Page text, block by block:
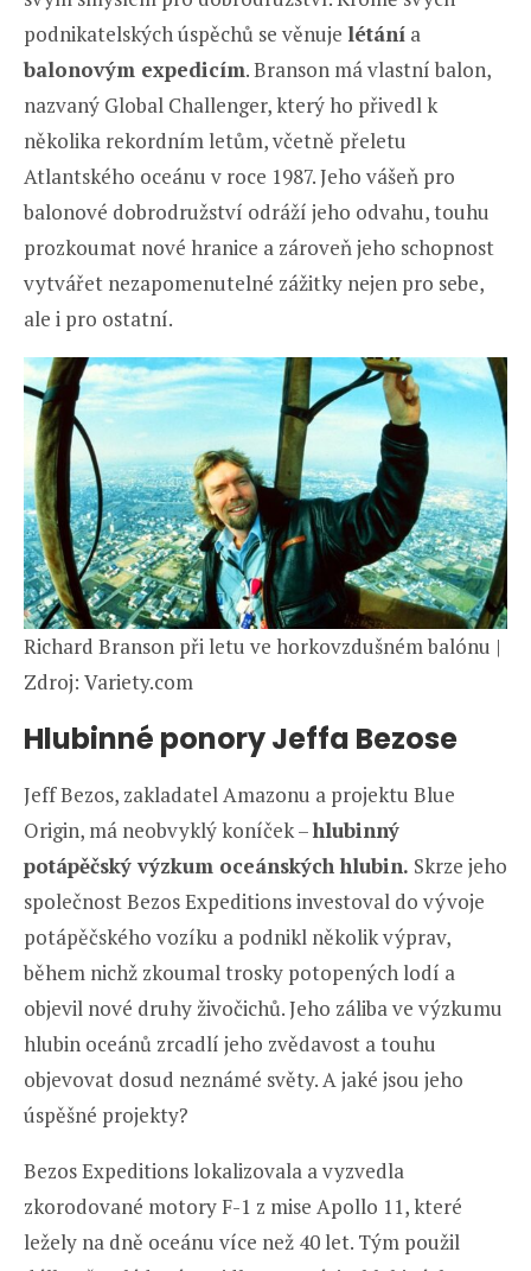
podnikatelských úspěchů se věnuje létání a
balonovým expedicím. Branson má vlastní balon,
nazvaný Global Challenger, který ho přivedl k
několika rekordním letům, včetně přeletu
Atlantského oceánu v roce 1987. Jeho vášeň pro
balonové dobrodružství odráží jeho odvahu, touhu
prozkoumat nové hranice a zároveň jeho schopnost
vytvářet nezapomenutelné zážitky nejen pro sebe,
ale i pro ostatní.
Richard Branson při letu ve horkovzdušném balónu |
Zdroj: Variety.com
Hlubinné ponory Jeffa Bezose
Jeff Bezos, zakladatel Amazonu a projektu Blue
Origin, má neobvyklý koníček –hlubinný
potápěčský výzkum oceánských hlubin. Skrze jeho
společnost Bezos Expeditions investoval do vývoje
potápěčského vozíku a podnikl několik výprav,
během nichž zkoumal trosky potopených lodí a
objevil nové druhy živočichů. Jeho záliba ve výzkumu
hlubin oceánů zrcadlí jeho zvědavost a touhu
objevovat dosud neznámé světy. A jaké jsou jeho
úspěšné projekty?
Bezos Expeditions lokalizovala a vyzvedla
zkorodované motory F-1 z mise Apollo 11, které
ležely na dně oceánu více než 40 let. Tým použil